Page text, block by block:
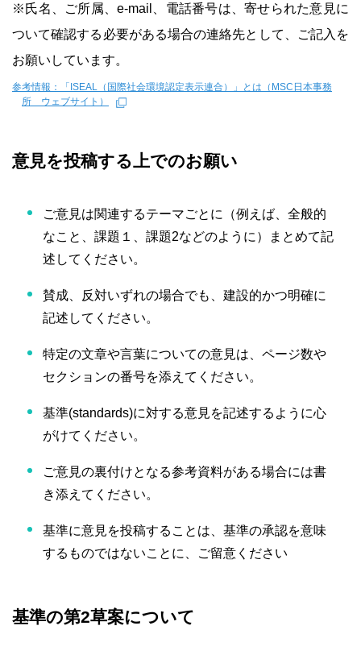
※氏名、ご所属、e-mail、電話番号は、寄せられた意見に
ついて確認する必要がある場合の連絡先として、ご記入を
お願いしています。
参考情報：「ISEAL（国際社会環境認定表示連合）」とは（MSC日本事務
所 ウェブサイト）
意見を投稿する上でのお願い
ご意見は関連するテーマごとに（例えば、全般的
なこと、課題１、課題2などのように）まとめて記
述してください。
賛成、反対いずれの場合でも、建設的かつ明確に
記述してください。
特定の文章や言葉についての意見は、ページ数や
セクションの番号を添えてください。
基準(standards)に対する意見を記述するように心
がけてください。
ご意見の裏付けとなる参考資料がある場合には書
き添えてください。
基準に意見を投稿することは、基準の承認を意味
するものではないことに、ご留意ください
基準の第2草案について